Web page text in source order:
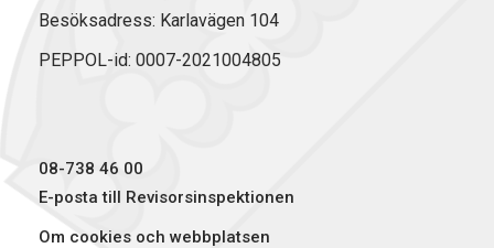
Besöksadress: Karlavägen 104
PEPPOL-id: 0007-2021004805
08-738 46 00
E-posta till Revisorsinspektionen
Om cookies och webbplatsen